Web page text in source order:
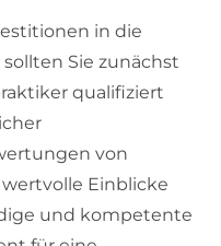
in die
Sie zunächst
qualifiziert
von
Einblicke
und kompetente